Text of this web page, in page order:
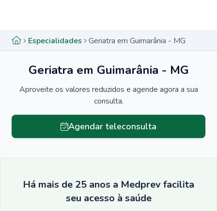
Especialidades Geriatra em Guimarânia - MG
Geriatra em Guimarânia - MG
Aproveite os valores reduzidos e agende agora a sua
consulta.
Agendar teleconsulta
Há mais de 25 anos a Medprev facilita
seu acesso à saúde